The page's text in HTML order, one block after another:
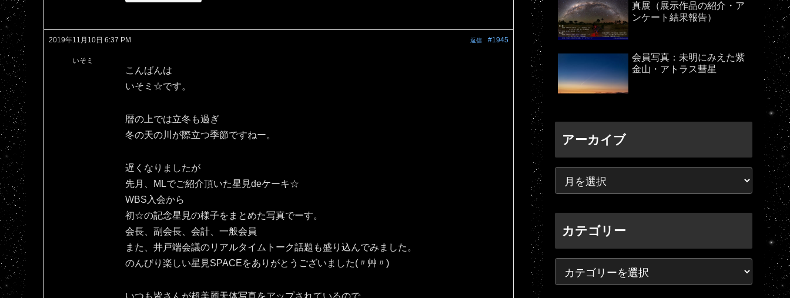
2019年11月10日 6:37 PM #1945
返信
いそミ
こんばんは
いそミ☆です。
暦の上では立冬も過ぎ
冬の天の川が際立つ季節ですねー。
遅くなりましたが
先月、MLでご紹介頂いた星見deケーキ☆
WBS入会から
初☆の記念星見の様子をまとめた写真でーす。
会長、副会長、会計、一般会員
また、井戸端会議のリアルタイムトーク話題も盛り込んでみました。
のんびり楽しい星見SPACEをありがとうございました(〃艸〃)
いつも皆さんが超美麗天体写真をアップされているので
真展（展示作品の紹介・ア
ンケート結果報告）
会員写真：未明にみえた紫
金山・アトラス彗星
アーカイブ
カテゴリー